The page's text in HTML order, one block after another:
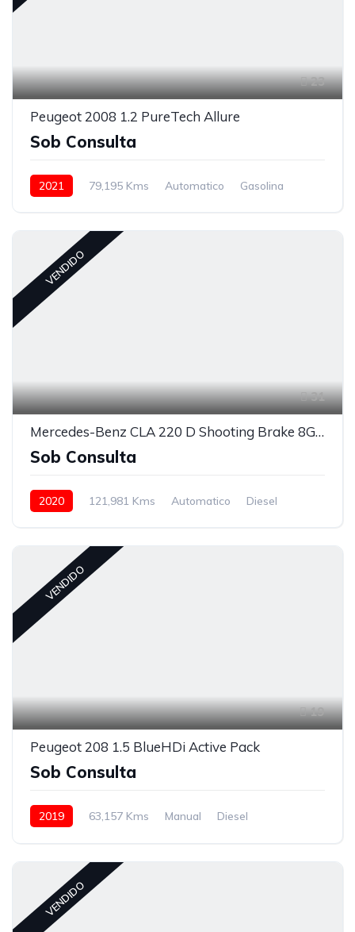
23
Peugeot 2008 1.2 PureTech Allure
Sob Consulta
2021 79,195 Kms Automatico Gasolina
VENDIDO
31
Mercedes-Benz CLA 220 D Shooting Brake 8G-DCT Edition 2020
Sob Consulta
2020 121,981 Kms Automatico Diesel
VENDIDO
19
Peugeot 208 1.5 BlueHDi Active Pack
Sob Consulta
2019 63,157 Kms Manual
Diesel
VENDIDO